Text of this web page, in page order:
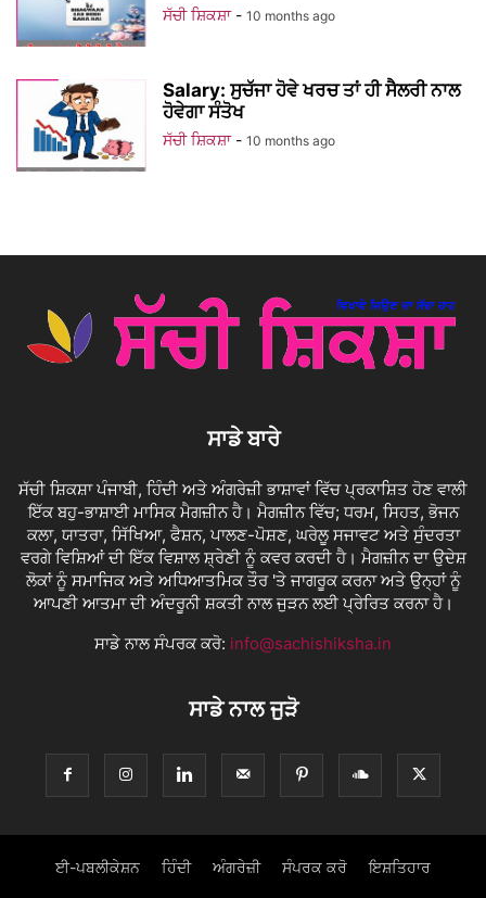
ਸੱਚੀ ਸ਼ਿਕਸ਼ਾ - 10 months ago
Salary: ਸੁਚੱਜਾ ਹੋਵੇ ਖਰਚ ਤਾਂ ਹੀ ਸੈਲਰੀ ਨਾਲ
ਹੋਵੇਗਾ ਸੰਤੋਖ
ਸੱਚੀ ਸ਼ਿਕਸ਼ਾ - 10 months ago
ਸਾਡੇ ਬਾਰੇ
ਸੱਚੀ ਸ਼ਿਕਸ਼ਾ ਪੰਜਾਬੀ, ਹਿੰਦੀ ਅਤੇ ਅੰਗਰੇਜ਼ੀ ਭਾਸ਼ਾਵਾਂ ਵਿੱਚ ਪ੍ਰਕਾਸ਼ਿਤ ਹੋਣ ਵਾਲੀ
ਇੱਕ ਬਹੁ-ਭਾਸ਼ਾਈ ਮਾਸਿਕ ਮੈਗਜ਼ੀਨ ਹੈ। ਮੈਗਜ਼ੀਨ ਵਿੱਚ; ਧਰਮ, ਸਿਹਤ, ਭੋਜਨ
ਕਲਾ, ਯਾਤਰਾ, ਸਿੱਖਿਆ, ਫੈਸ਼ਨ, ਪਾਲਣ-ਪੋਸ਼ਣ, ਘਰੇਲੂ ਸਜਾਵਟ ਅਤੇ ਸੁੰਦਰਤਾ
ਵਰਗੇ ਵਿਸ਼ਿਆਂ ਦੀ ਇੱਕ ਵਿਸ਼ਾਲ ਸ਼੍ਰੇਣੀ ਨੂੰ ਕਵਰ ਕਰਦੀ ਹੈ। ਮੈਗਜ਼ੀਨ ਦਾ ਉਦੇਸ਼
ਲੋਕਾਂ ਨੂੰ ਸਮਾਜਿਕ ਅਤੇ ਅਧਿਆਤਮਿਕ ਤੌਰ 'ਤੇ ਜਾਗਰੂਕ ਕਰਨਾ ਅਤੇ ਉਨ੍ਹਾਂ ਨੂੰ
ਆਪਣੀ ਆਤਮਾ ਦੀ ਅੰਦਰੂਨੀ ਸ਼ਕਤੀ ਨਾਲ ਜੁੜਨ ਲਈ ਪ੍ਰੇਰਿਤ ਕਰਨਾ ਹੈ।
ਸਾਡੇ ਨਾਲ ਸੰਪਰਕ ਕਰੋ: info@sachishiksha.in
ਸਾਡੇ ਨਾਲ ਜੁੜੋ
ਈ-ਪਬਲੀਕੇਸ਼ਨ ਹਿੰਦੀ ਅੰਗਰੇਜ਼ੀ ਸੰਪਰਕ ਕਰੋ ਇਸ਼ਤਿਹਾਰ